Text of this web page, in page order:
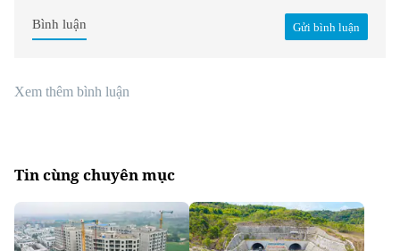
Gửi bình luận
Bình luận
Xem thêm bình luận
Tin cùng chuyên mục